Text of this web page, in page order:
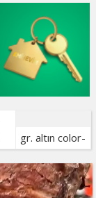
gr. altın color-